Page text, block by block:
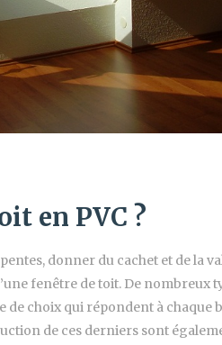
en PVC ?
donner du cachet et de la
fenêtre de toit. De nombreux
choix qui répondent à chaque
de ces derniers sont